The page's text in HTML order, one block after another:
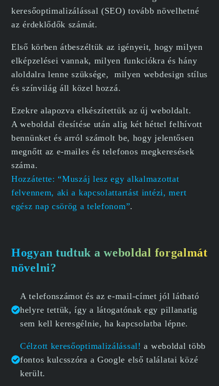
keresőoptimalizálással (SEO) tovább növelhetné
az érdeklődők számát.
Első körben átbeszéltük az igényeit, hogy milyen
elképzelései vannak, milyen funkciókra és hány
aloldalra lenne szüksége, milyen webdesign stílus
és színvilág áll közel hozzá.
Ezekre alapozva elkészítettük az új weboldalt.
A weboldal élesítése után alig két héttel felhívott
bennünket és arról számolt be, hogy jelentősen
megnőtt az e-mailes és telefonos megkeresések
száma.
Hozzátette: “Muszáj lesz egy alkalmazottat
felvennem, aki a kapcsolattartást intézi, mert
egész nap csörög a telefonom”.
Hogyan tudtuk a weboldal forgalmát
növelni?
A telefonszámot és az e-mail-címet jól látható
helyre tettük, így a látogatónak egy pillanatig
sem kell keresgélnie, ha kapcsolatba lépne.
Célzott keresőoptimalizálással! a weboldal több
fontos kulcsszóra a Google első találatai közé
került.